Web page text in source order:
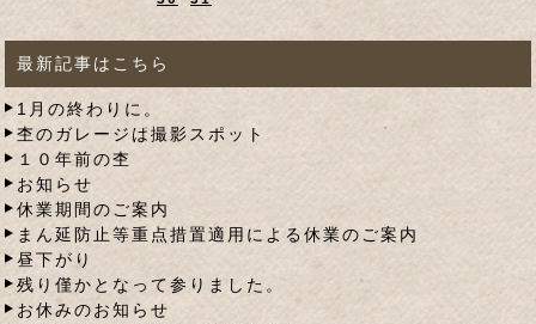
最新記事はこちら
1月の終わりに。
杢のガレージは撮影スポット
１０年前の杢
お知らせ
休業期間のご案内
まん延防止等重点措置適用による休業のご案内
昼下がり
残り僅かとなって参りました。
お休みのお知らせ